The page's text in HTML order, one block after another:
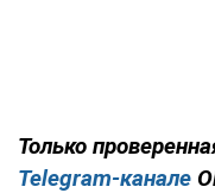
Только
Telegram-канале